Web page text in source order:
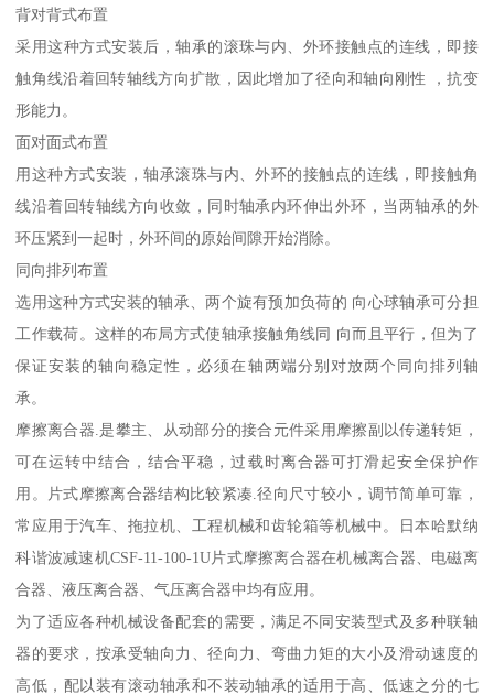
背对背式布置
采用这种方式安装后，轴承的滚珠与内、外环接触点的连线，即接
触角线沿着回转轴线方向扩散，因此增加了径向和轴向刚性 ，抗变
形能力。
面对面式布置
用这种方式安装，轴承滚珠与内、外环的接触点的连线，即接触角
线沿着回转轴线方向收敛，同时轴承内环伸出外环，当两轴承的外
环压紧到一起时，外环间的原始间隙开始消除。
同向排列布置
选用这种方式安装的轴承、两个旋有预加负荷的 向心球轴承可分担
工作载荷。这样的布局方式使轴承接触角线同 向而且平行，但为了
保证安装的轴向稳定性，必须在轴两端分别对放两个同向排列轴
承。
摩擦离合器.是攀主、从动部分的接合元件采用摩擦副以传递转矩，
可在运转中结合，结合平稳，过载时离合器可打滑起安全保护作
用。片式摩擦离合器结构比较紧凑.径向尺寸较小，调节简单可靠，
常应用于汽车、拖拉机、工程机械和齿轮箱等机械中。日本哈默纳
科谐波减速机CSF-11-100-1U片式摩擦离合器在机械离合器、电磁离
合器、液压离合器、气压离合器中均有应用。
为了适应各种机械设备配套的需要，满足不同安装型式及多种联轴
器的要求，按承受轴向力、径向力、弯曲力矩的大小及滑动速度的
高低，配以装有滚动轴承和不装动轴承的适用于高、低速之分的七